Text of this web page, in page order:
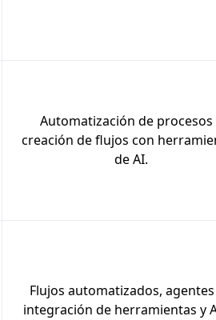
Automatización de procesos
creación de flujos con
de AI.
Flujos automatizados, agentes
integración de herramientas y